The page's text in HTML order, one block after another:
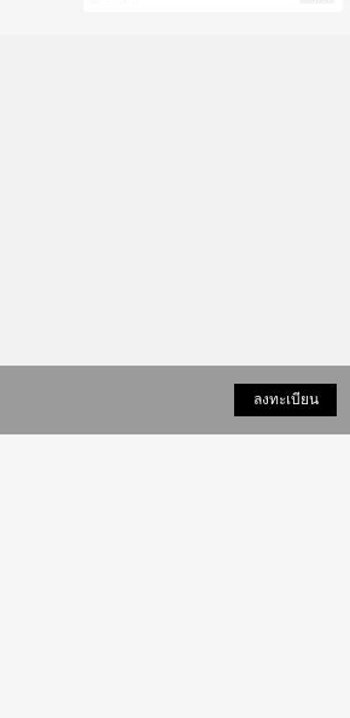
ลงทะเบียน